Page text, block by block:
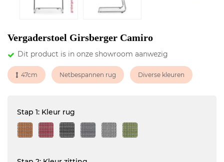
Vergaderstoel Girsberger Camiro
Dit product is in onze showroom aanwezig
47cm Netbespannen rug Diverse kleuren
Stap 1: Kleur rug